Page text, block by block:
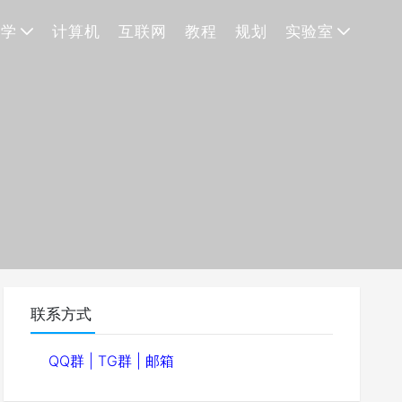
计算机 互联网 教程 规划 实验室
联系方式
QQ群 |TG群 邮箱